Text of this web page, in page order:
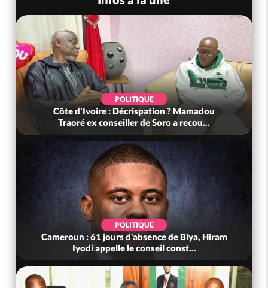
POLITIQUE
Côte d'Ivoire : Décrispation ? Mamadou
Traoré ex conseiller de Soro a recou...
POLITIQUE
Cameroun : 61 jours d'absence de Biya, Hiram
Iyodi appelle le conseil const...